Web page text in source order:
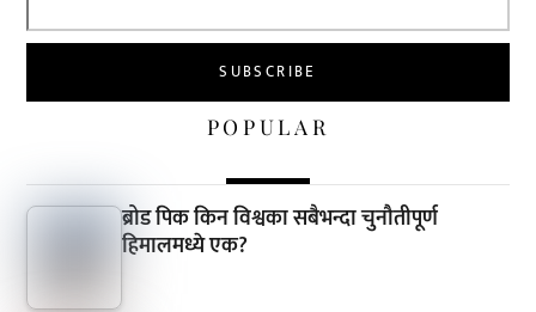
POPULAR
ब्रोड पिक किन विश्वका सबैभन्दा चुनौतीपूर्ण
हिमालमध्ये एक?